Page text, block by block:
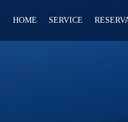
HOME SERVICE